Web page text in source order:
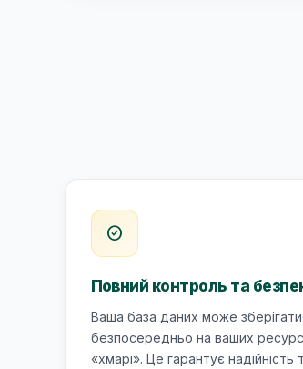
check_circle
Повний контроль та
Ваша база даних може
безпосередньо на ваших
«хмарі». Це гарантує надійність